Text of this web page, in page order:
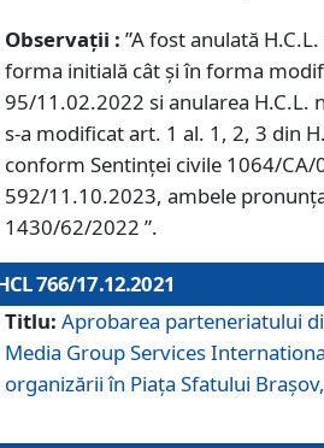
Observații : ”A fost anulată
forma initială cât și în forma
95/11.02.2022 si anularea H.C.L.
s-a modificat art. 1 al. 1, 2, 3 din
conform Sentinței civile 1064/CA/
592/11.10.2023, ambele
1430/62/2022 ”.
766/17.12.2021
Titlu: Aprobarea parteneriatului
Media Group Services
organizării în Piața Sfatului